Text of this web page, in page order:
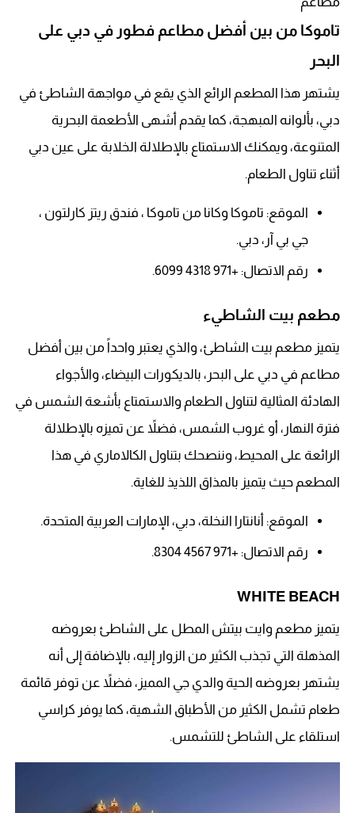
تاموكا من بين أفضل مطاعم فطور في دبي على
البحر
يشتهر هذا المطعم الرائع الذي يقع في مواجهة الشاطئ في
دبي، بألوانه المبهجة، كما يقدم أشهى الأطعمة البحرية
المتنوعة، ويمكنك الاستمتاع بالإطلالة الخلابة على عين دبي
أثناء تناول الطعام.
الموقع: تاموكا وكانا من تاموكا ، فندق ريتز كارلتون ،
جي بي آر، دبي.
رقم الاتصال: +971 4318 6099.
مطعم بيت الشاطيء
يتميز مطعم بيت الشاطئ، والذي يعتبر واحداً من بين أفضل
مطاعم في دبي على البحر، بالديكورات البيضاء، والأجواء
الهادئة المثالية لتناول الطعام والاستمتاع بأشعة الشمس في
فترة النهار، أو غروب الشمس، فضلاً عن تميزه بالإطلالة
الرائعة على المحيط، وننصحك بتناول الكالاماري في هذا
المطعم حيث يتميز بالمذاق اللذيذ للغاية.
الموقع: أنانتارا النخلة، دبي، الإمارات العربية المتحدة.
رقم الاتصال: +971 4567 8304.
WHITE BEACH
‏يتميز مطعم وايت بيتش المطل على الشاطئ بعروضه
المذهلة التي تجذب الكثير من الزوار إليه، بالإضافة إلى أنه
يشتهر بعروضه الحية والدي جي المميز، فضلاً عن توفر قائمة
طعام تشمل الكثير من الأطباق الشهية، كما يوفر كراسي
استلقاء على الشاطئ للتشمس.